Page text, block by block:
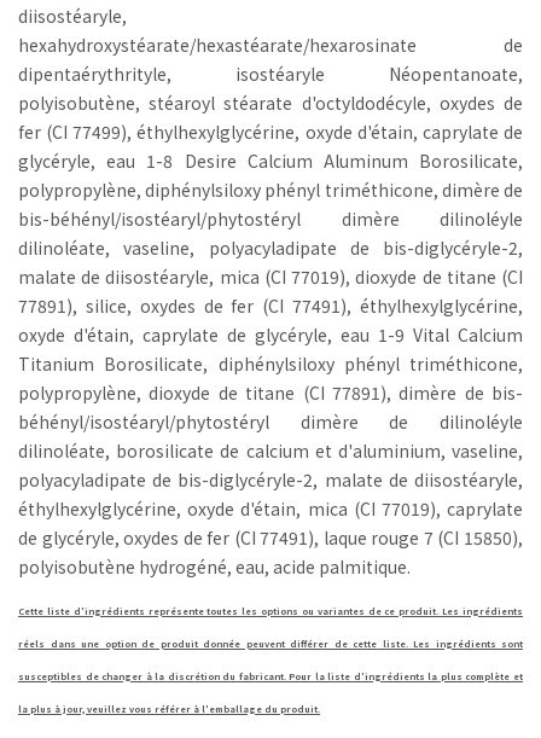
diisostéaryle,
hexahydroxystéarate/hexastéarate/hexarosinate de
dipentaérythrityle, isostéaryle Néopentanoate,
polyisobutène, stéaroyl stéarate d'octyldodécyle, oxydes de
fer (CI 77499), éthylhexylglycérine, oxyde d'étain, caprylate de
glycéryle, eau 1-8 Desire Calcium Aluminum Borosilicate,
polypropylène, diphénylsiloxy phényl triméthicone, dimère de
bis-béhényl/isostéaryl/phytostéryl dimère dilinoléyle
dilinoléate, vaseline, polyacyladipate de bis-diglycéryle-2,
malate de diisostéaryle, mica (CI 77019), dioxyde de titane (CI
77891), silice, oxydes de fer (CI 77491), éthylhexylglycérine,
oxyde d'étain, caprylate de glycéryle, eau 1-9 Vital Calcium
Titanium Borosilicate, diphénylsiloxy phényl triméthicone,
polypropylène, dioxyde de titane (CI 77891), dimère de bis-
béhényl/isostéaryl/phytostéryl dimère de dilinoléyle
dilinoléate, borosilicate de calcium et d'aluminium, vaseline,
polyacyladipate de bis-diglycéryle-2, malate de diisostéaryle,
éthylhexylglycérine, oxyde d'étain, mica (CI 77019), caprylate
de glycéryle, oxydes de fer (CI 77491), laque rouge 7 (CI 15850),
polyisobutène hydrogéné, eau, acide palmitique.
Cette liste d'ingrédients représente toutes les options ou variantes de ce produit. Les ingrédients
réels dans une option de produit donnée peuvent différer de cette liste. Les ingrédients sont
susceptibles de changer à la discrétion du fabricant. Pour la liste d'ingrédients la plus complète et
la plus à jour, veuillez vous référer à l'emballage du produit.